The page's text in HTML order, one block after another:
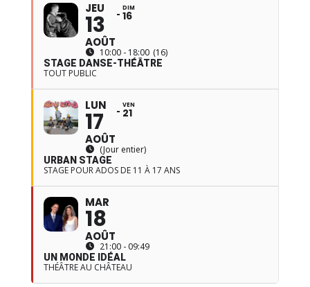
JEU
13
AOÛT
DIM
16
10:00 - 18:00 (16)
STAGE DANSE-THÉÂTRE
TOUT PUBLIC
LUN
17
AOÛT
VEN
21
(Jour entier)
URBAN STAGE
STAGE POUR ADOS DE 11 À 17 ANS
MAR
18
AOÛT
21:00 - 09:49
UN MONDE IDÉAL
THÉÂTRE AU CHÂTEAU